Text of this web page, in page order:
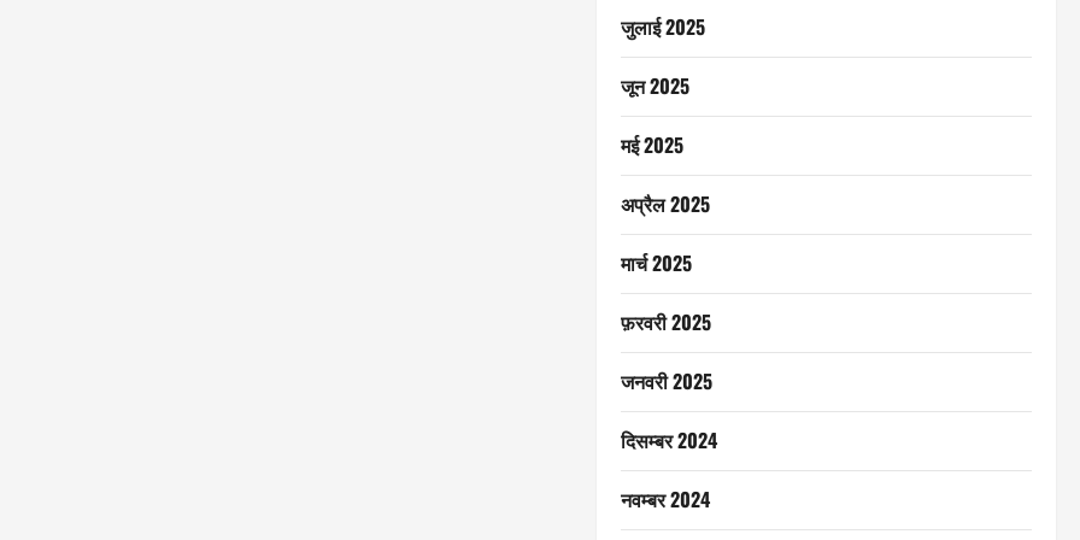
जुलाई 2025
जून 2025
मई 2025
अप्रैल 2025
मार्च 2025
फ़रवरी 2025
जनवरी 2025
दिसम्बर 2024
नवम्बर 2024